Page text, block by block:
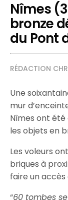
Nîmes
bronze
du Pont
RÉDACTION
Une
mur
Nîmes ont
les objets en
Les voleurs
briques à
faire un
“60 tombes